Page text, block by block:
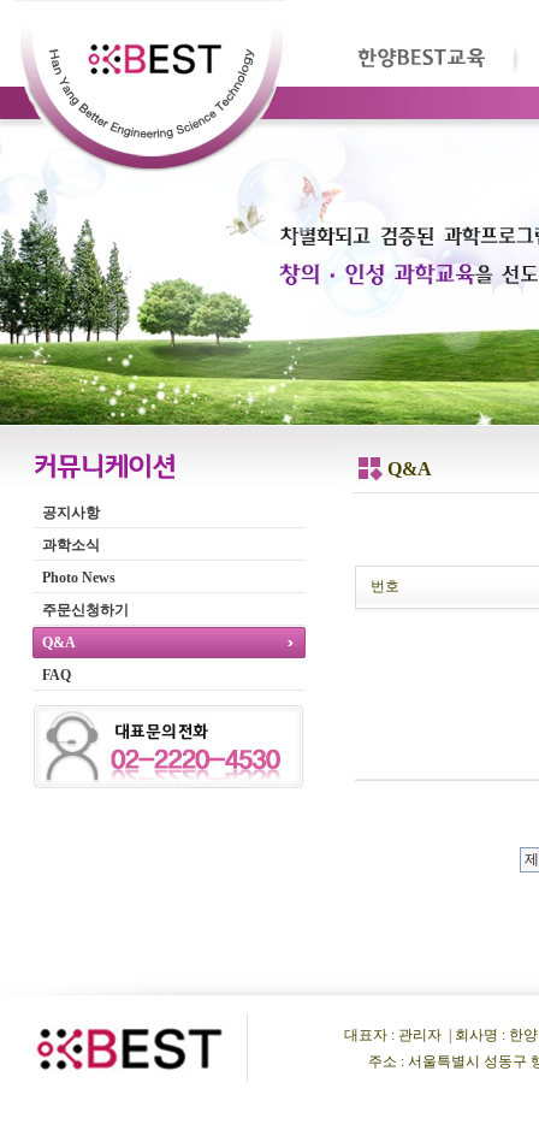
공지사항
과학소식
Photo News
주문신청하기
Q&A
FAQ
Q&A
번호
대표자 : 관리자 | 회사명 : 한양
주소 : 서울특별시 성동구